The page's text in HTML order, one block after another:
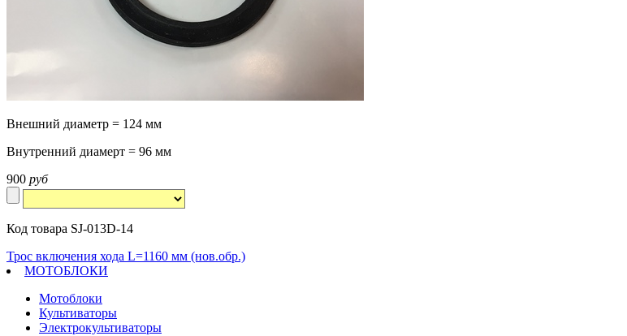
Внешний диаметр = 124 мм
Внутренний диамерт = 96 мм
900 руб
Код товара SJ-013D-14
Трос включения хода L=1160 мм (нов.обр.)
МОТОБЛОКИ
Мотоблоки
Культиваторы
Электрокультиваторы